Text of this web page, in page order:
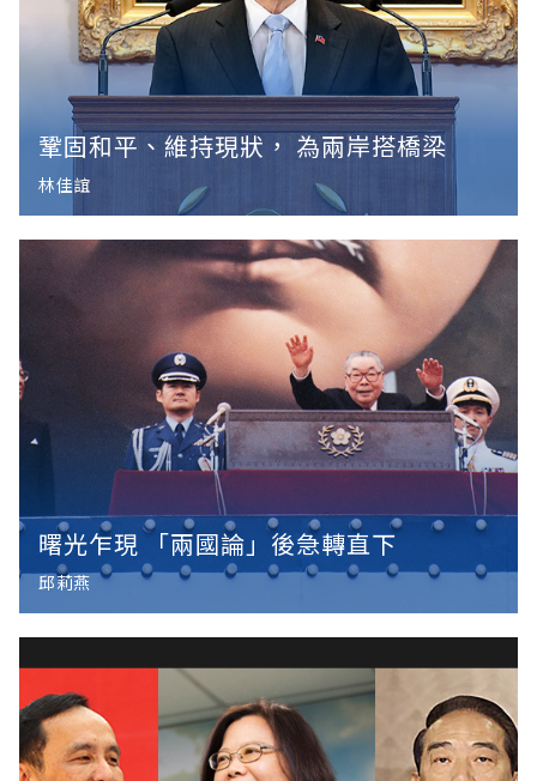
鞏固和平、維持現狀， 為兩岸搭橋梁
林佳誼
曙光乍現 「兩國論」後急轉直下
邱莉燕